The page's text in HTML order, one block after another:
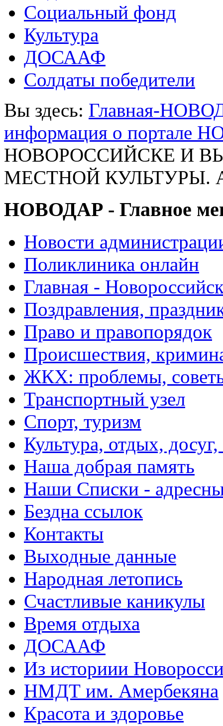
Социальный фонд
Культура
ДОСААФ
Солдаты победители
Вы здесь: Главная-
информация о портале
НОВОРОССИЙСКЕ И
МЕСТНОЙ КУЛЬТУРЫ.
НОВОДАР - Главное
Новости
Поликлиника онлайн
Главная -
Поздравления,
Право и правопорядок
Происшествия,
ЖКХ: проблемы,
Транспортный узел
Спорт, туризм
Культура, отдых,
Наша добрая память
Наши Списки -
Бездна ссылок
Контакты
Выходные данные
Народная летопись
Счастливые каникулы
Время отдыха
ДОСААФ
Из историии
НМДТ им. Амербекяна
Красота и здоровье